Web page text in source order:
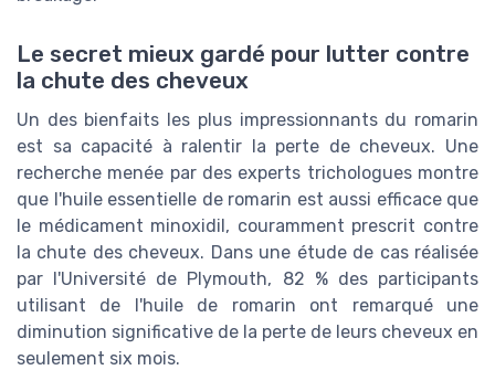
Le secret mieux gardé pour lutter contre
la chute des cheveux
Un des bienfaits les plus impressionnants du romarin
est sa capacité à ralentir la perte de cheveux. Une
recherche menée par des experts trichologues montre
que l'huile essentielle de romarin est aussi efficace que
le médicament minoxidil, couramment prescrit contre
la chute des cheveux. Dans une étude de cas réalisée
par l'Université de Plymouth, 82 % des participants
utilisant de l'huile de romarin ont remarqué une
diminution significative de la perte de leurs cheveux en
seulement six mois.